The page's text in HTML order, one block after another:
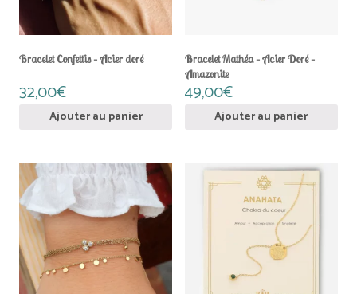
Bracelet Confettis – Acier doré
32,00€
Ajouter au panier
Bracelet Mathéa – Acier Doré –
Amazonite
49,00€
Ajouter au panier